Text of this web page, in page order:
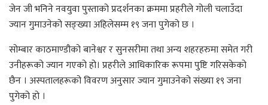
जेन जी भनिने नवयुवा पुस्ताको प्रदर्शनका क्रममा प्रहरीले गोली चलाउँदा
ज्यान गुमाउनेको सङ्ख्या अहिलेसम्म १९ जना पुगेको छ ।
सोम्बार काठमाण्डौको बानेश्वर र सुनसरीमा तथा अन्य शहरहरुमा समेत गरी
उनीहरूको ज्यान गएको हो। प्रहरीले आधिकारिक रूपमा पुष्टि गरिसकेको
छैन । अस्पतालहरूको विवरण अनुसार ज्यान गुमाउनेको संख्या १९ जना
पुगेको हो ।